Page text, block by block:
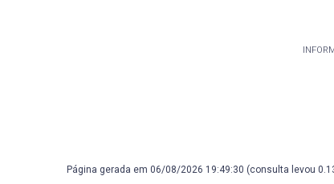
Página gerada em 06/08/2026 19:49:30 (consulta levou